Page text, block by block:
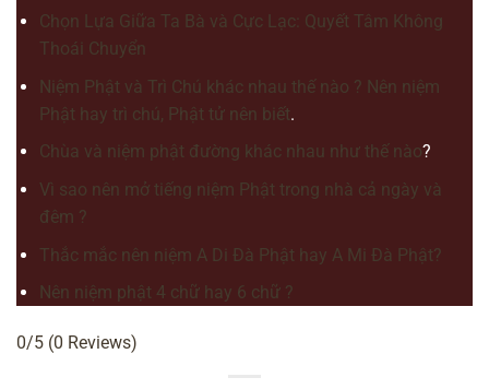
Chọn Lựa Giữa Ta Bà và Cực Lạc: Quyết Tâm Không
Thoái Chuyển
Niệm Phật và Trì Chú khác nhau thế nào ? Nên niệm
Phật hay trì chú, Phật tử nên biết.
Chùa và niệm phật đường khác nhau như thế nào?
Vì sao nên mở tiếng niệm Phật trong nhà cả ngày và
đêm ?
Thắc mắc nên niệm A Di Đà Phật hay A Mi Đà Phật?
Nên niệm phật 4 chữ hay 6 chữ ?
0/5 (0 Reviews)